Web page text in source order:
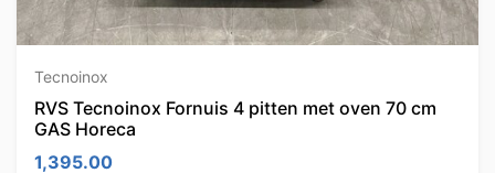
Tecnoinox
RVS Tecnoinox Fornuis 4 pitten met oven 70 cm
GAS Horeca
1,395.00